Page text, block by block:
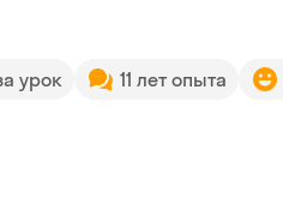
урок 11 лет опыта